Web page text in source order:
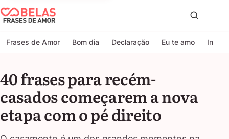
Belas Frases de Amor
Frases de Amor Bom dia Declaração Eu te amo
40 frases para recém-
casados começarem a nova
etapa com o pé direito